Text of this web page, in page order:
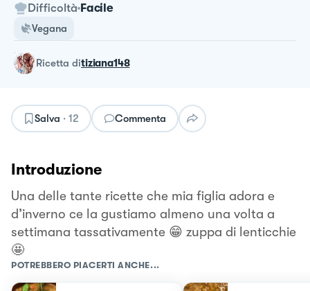
Difficoltà Facile
Vegana
ricetta ditiziana148
Salva · 12 Commenta
Introduzione
Una delle tante ricette che mia figlia adora e
d’inverno ce la gustiamo almeno una volta a
settimana tassativamente 😁 zuppa di lenticchie
🤩
POTREBBERO PIACERTI ANCHE...